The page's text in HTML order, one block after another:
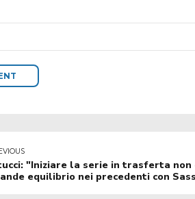
"Iniziare la serie in trasferta non
equilibrio nei precedenti con